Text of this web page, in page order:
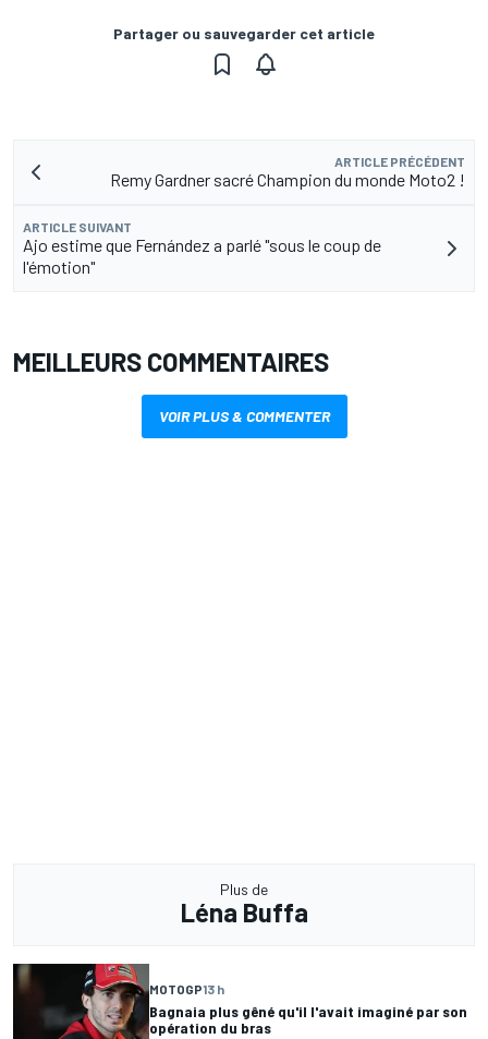
Partager ou sauvegarder cet article
ARTICLE PRÉCÉDENT
Remy Gardner sacré Champion du monde Moto2 !
ARTICLE SUIVANT
Ajo estime que Fernández a parlé "sous le coup de
l'émotion"
MEILLEURS COMMENTAIRES
VOIR PLUS & COMMENTER
Plus de
Léna Buffa
MOTOGP13 h
Bagnaia plus gêné qu'il l'avait imaginé par son
opération du bras